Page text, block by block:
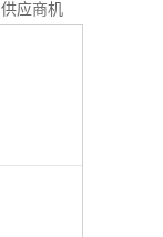
供应商机